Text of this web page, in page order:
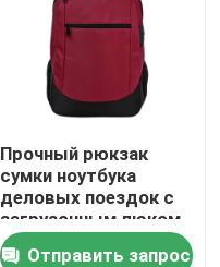
Прочный рюкзак
сумки ноутбука
деловых поездок с
загрузочным люком
USB
Отправить запрос